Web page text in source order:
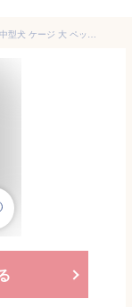
【限定クーポンあり】125*96*80cm 大型犬ケージ 中型犬 ケージ 大 ペットケージ 犬用ゲージ キャスター付き ロック可能 屋根付き お手入れ楽 頑丈 トイレトレー付 室内 屋外 スチール製 犬小屋 ドックゲージ ゲージ 中型犬 ペットゲージ 超大型 ペットケージ